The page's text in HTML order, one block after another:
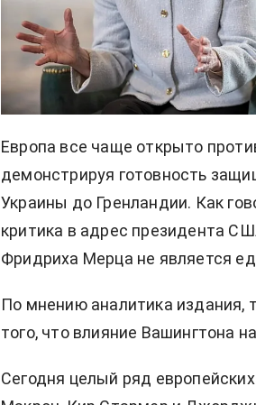
Европа все чаще открыто
демонстрируя готовность
Украины до Гренландии. Как
критика в адрес президента
Фридриха Мерца не является
По мнению аналитика издания,
того, что влияние Вашингтона
Сегодня целый ряд